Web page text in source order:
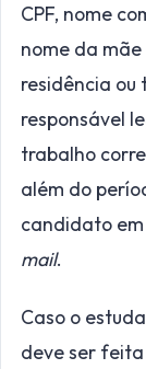
CPF, nome
nome da mãe
residência ou
responsável
trabalho
além do
candidato
mail.
Caso o
deve ser